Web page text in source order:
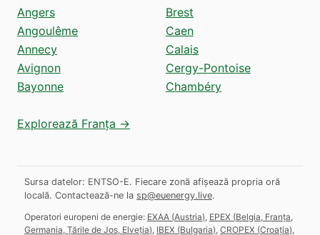
Angers
Angoulême
Annecy
Avignon
Bayonne
Brest
Caen
Calais
Cergy-Pontoise
Chambéry
Explorează Franța →
Sursa datelor: ENTSO-E. Fiecare zonă afișează propria oră
locală. Contactează-ne la sp@euenergy.live.
Operatori europeni de energie: EXAA (Austria) EPEX (Belgia, Franța,
Germania, Țările de Jos, Elveția) IBEX (Bulgaria) CROPEX (Croația)